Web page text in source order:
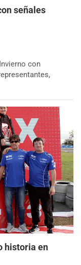
señales
con
historia en